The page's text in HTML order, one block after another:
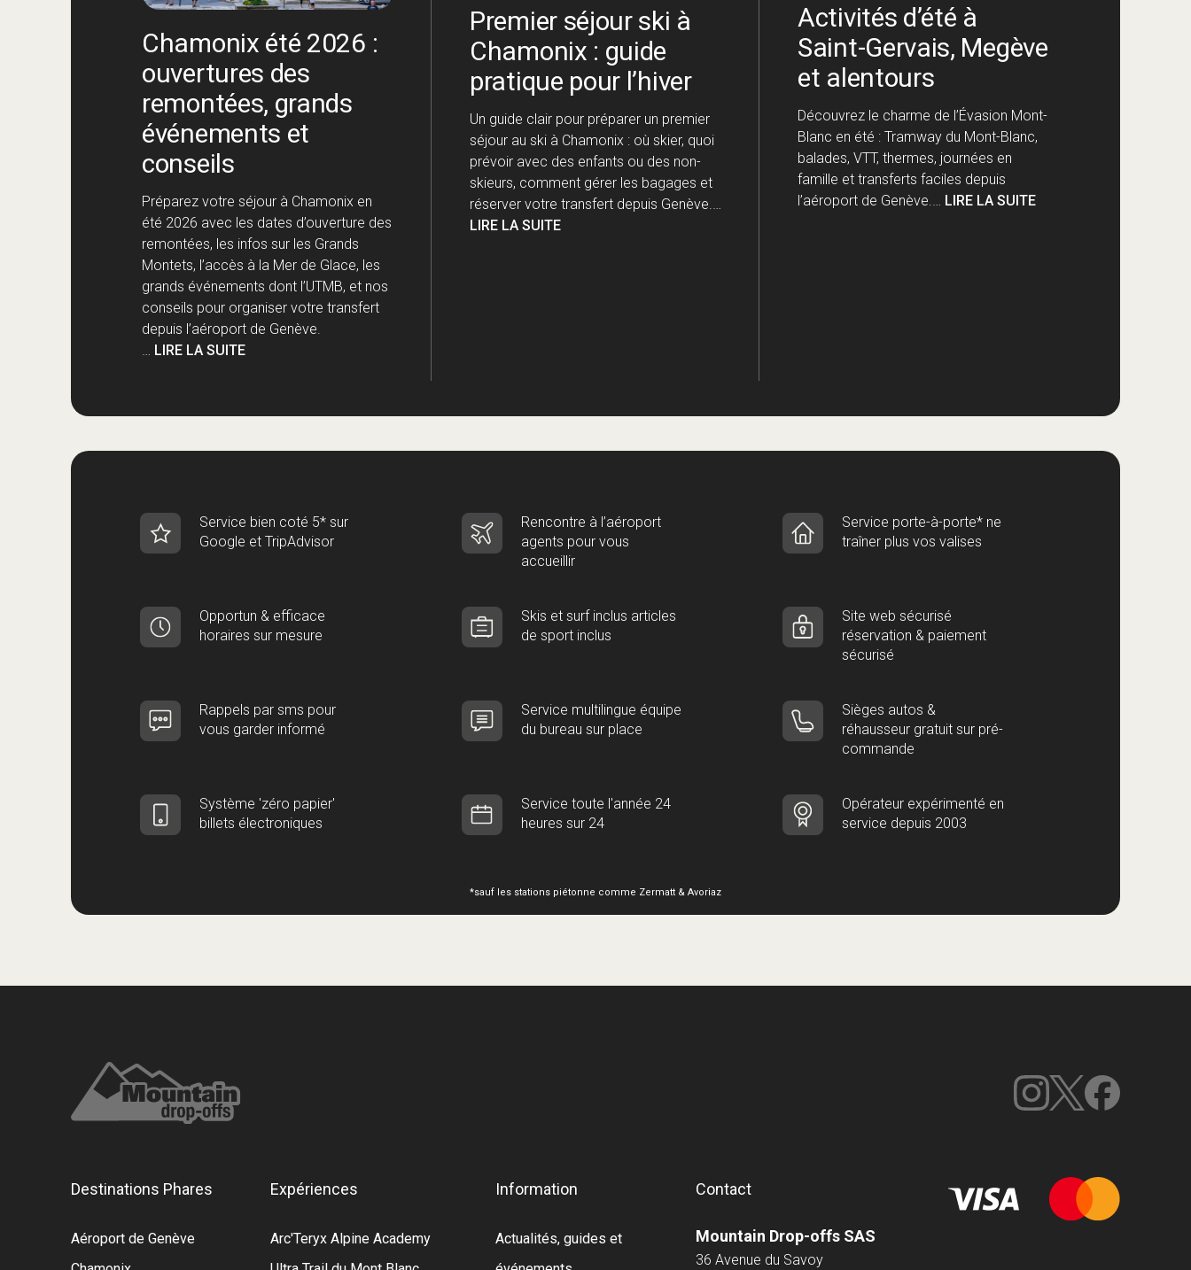
Chamonix été 2026 :
ouvertures des
remontées, grands
événements et
conseils
Préparez votre séjour à Chamonix en
été 2026 avec les dates d’ouverture des
remontées, les infos sur les Grands
Montets, l’accès à la Mer de Glace, les
grands événements dont l’UTMB, et nos
conseils pour organiser votre transfert
depuis l’aéroport de Genève.
… LIRE LA SUITE
Premier séjour ski à
Chamonix : guide
pratique pour l’hiver
Un guide clair pour préparer un premier
séjour au ski à Chamonix : où skier, quoi
prévoir avec des enfants ou des non-
skieurs, comment gérer les bagages et
réserver votre transfert depuis Genève.…
LIRE LA SUITE
Activités d’été à
Saint-Gervais, Megève
et alentours
Découvrez le charme de l’Évasion Mont-
Blanc en été : Tramway du Mont-Blanc,
balades, VTT, thermes, journées en
famille et transferts faciles depuis
l’aéroport de Genève.… LIRE LA SUITE
Service bien coté 5* sur
Google et TripAdvisor
Rencontre à l’aéroport
agents pour vous
accueillir
Service porte-à-porte* ne
traîner plus vos valises
Opportun & efficace
horaires sur mesure
Skis et surf inclus articles
de sport inclus
Site web sécurisé
réservation & paiement
sécurisé
Rappels par sms pour
vous garder informé
Service multilingue équipe
du bureau sur place
Sièges autos &
réhausseur gratuit sur pré-
commande
Système 'zéro papier'
billets électroniques
Service toute l'année 24
heures sur 24
Opérateur expérimenté en
service depuis 2003
*sauf les stations piétonne comme Zermatt & Avoriaz
Destinations Phares
Aéroport de Genève
Expériences
Arc'Teryx Alpine Academy
Information
Actualités, guides et
Contact
Mountain Drop-offs SAS
36 Avenue du Savoy